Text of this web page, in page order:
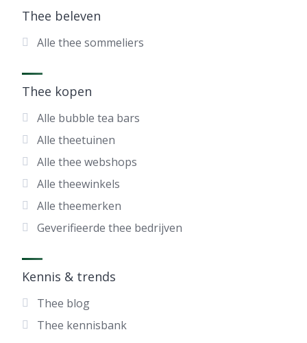
Thee beleven
Alle thee sommeliers
Thee kopen
Alle bubble tea bars
Alle theetuinen
Alle thee webshops
Alle theewinkels
Alle theemerken
Geverifieerde thee bedrijven
Kennis & trends
Thee blog
Thee kennisbank